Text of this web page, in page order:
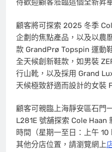
待歡迎顧客蒞臨這個全新昇
顧客將可探索 2025 冬季
企劃的焦點產品，以及以農
款 GrandPrø Topspin 運動
全天候創新鞋款，如男裝
行山靴，以及採用 Grand
天候極致舒適而設計的女裝
顧客可親臨上海靜安區石門
L281E 號舖探索 Cole Haan
時間（星期一至日：上午
其他分店位置，請瀏覽網上